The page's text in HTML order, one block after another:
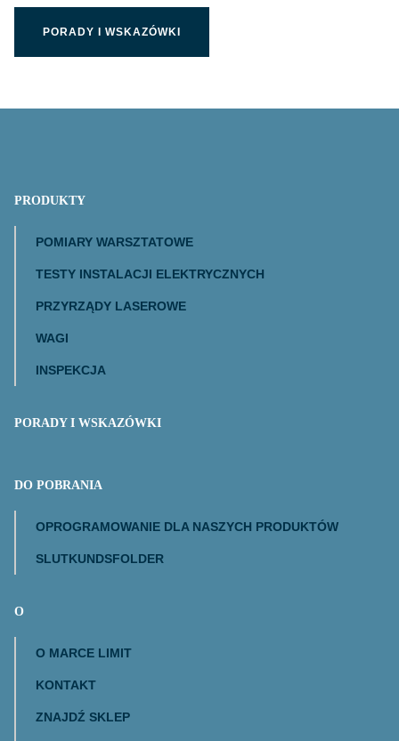
PORADY I WSKAZÓWKI
PRODUKTY
POMIARY WARSZTATOWE
TESTY INSTALACJI ELEKTRYCZNYCH
PRZYRZĄDY LASEROWE
WAGI
INSPEKCJA
PORADY I WSKAZÓWKI
DO POBRANIA
OPROGRAMOWANIE DLA NASZYCH PRODUKTÓW
SLUTKUNDSFOLDER
O
O MARCE LIMIT
KONTAKT
ZNAJDŹ SKLEP